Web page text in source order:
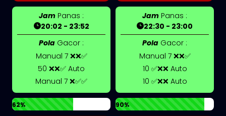
Jam Panas :
20:02 - 23:52
Pola Gacor :
Manual 7 ❌❌✅
50 ❌❌✅ Auto
Manual 7 ❌✅✅
62%
Jam Panas :
22:30 - 23:00
Pola Gacor :
Manual 7 ❌❌✅
10 ✅❌❌ Auto
10 ✅❌❌ Auto
90%